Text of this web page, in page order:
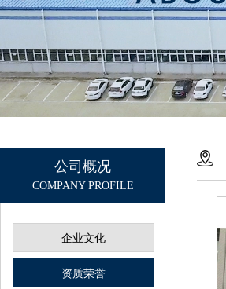
公司概况
COMPANY PROFILE
企业文化
资质荣誉